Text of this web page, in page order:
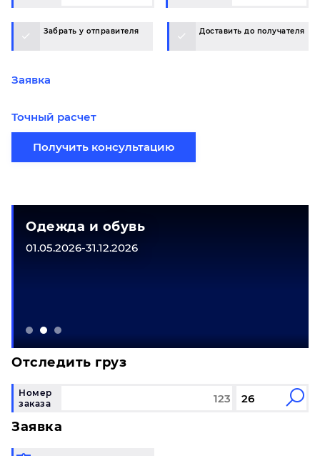
Забрать у отправителя Доставить до получателя
Заявка
Точный расчет
Получить консультацию
Одежда и обувь
01.05.2026-31.12.2026
Отследить груз
Номер
заказа
Заявка